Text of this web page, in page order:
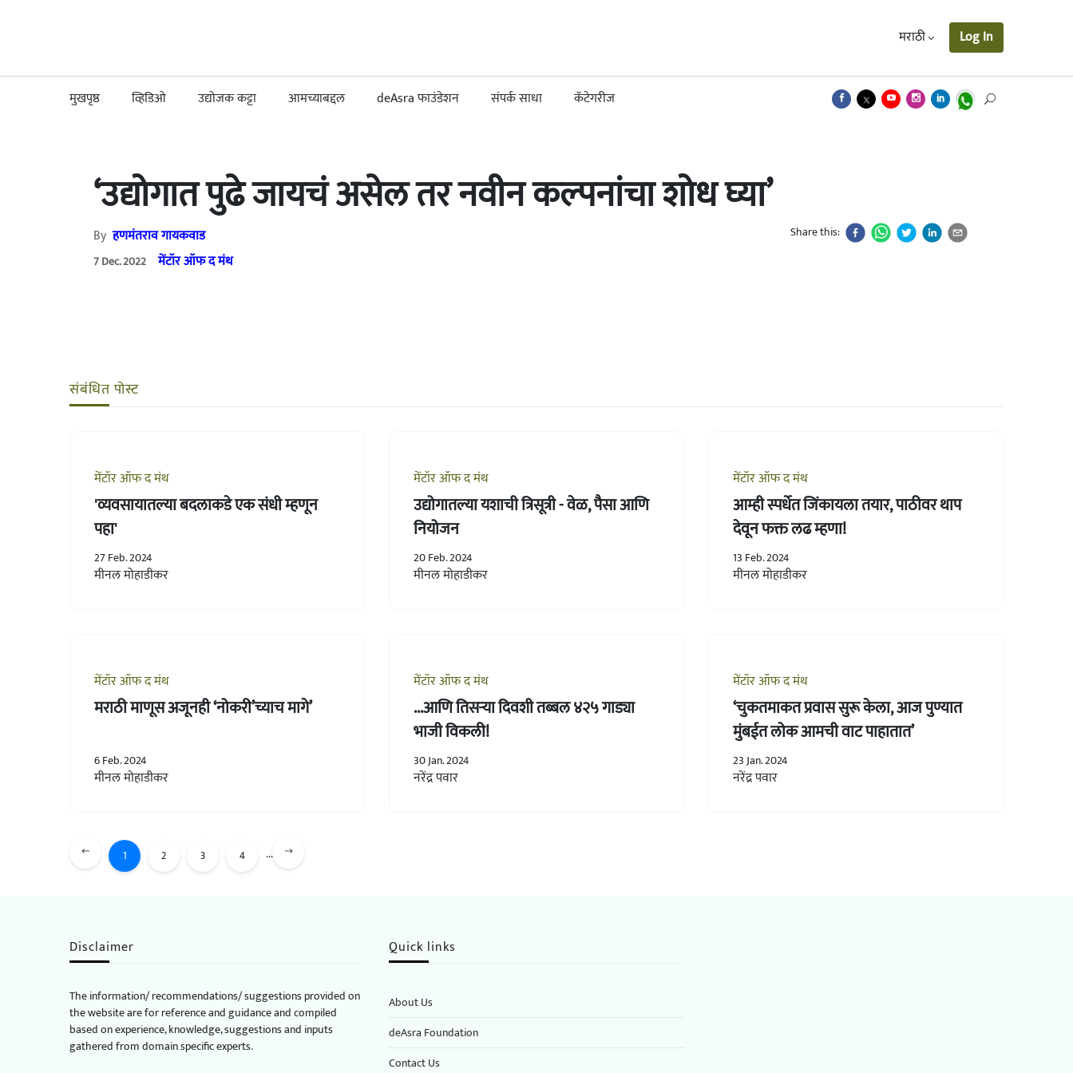
मराठी Log In
मुखपृष्ठ व्हिडिओ उद्योजक कट्टा आमच्याबद्दल deAsra फाउंडेशन संपर्क साधा कॅटेगरीज
‘उद्योगात पुढे जायचं असेल तर नवीन कल्पनांचा शोध घ्या’
Byहणमंतराव गायकवाड
7 Dec. 2022 मेंटॉर ऑफ द मंथ
Share this:
संबंधित पोस्ट
मेंटॉर ऑफ द मंथ
'व्यवसायातल्या बदलाकडे एक संधी म्हणून
पहा'
27 Feb. 2024
मीनल मोहाडीकर
मेंटॉर ऑफ द मंथ
उद्योगातल्या यशाची त्रिसूत्री - वेळ, पैसा आणि
नियोजन
20 Feb. 2024
मीनल मोहाडीकर
मेंटॉर ऑफ द मंथ
आम्ही स्पर्धेत जिंकायला तयार, पाठीवर थाप
देवून फक्त लढ म्हणा!
13 Feb. 2024
मीनल मोहाडीकर
मेंटॉर ऑफ द मंथ
मराठी माणूस अजूनही ‘नोकरी’च्याच मागे’
6 Feb. 2024
मीनल मोहाडीकर
मेंटॉर ऑफ द मंथ
...आणि तिसऱ्या दिवशी तब्बल ४२५ गाड्या
भाजी विकली!
30 Jan. 2024
नरेंद्र पवार
मेंटॉर ऑफ द मंथ
‘चुकतमाकत प्रवास सुरू केला, आज पुण्यात
मुंबईत लोक आमची वाट पाहातात’
23 Jan. 2024
नरेंद्र पवार
1 2 3 4 ...
Disclaimer
The information/ recommendations/ suggestions provided on
the website are for reference and guidance and compiled
based on experience, knowledge, suggestions and inputs
gathered from domain specific experts.
Quick links
About Us
deAsra Foundation
​​Contact Us